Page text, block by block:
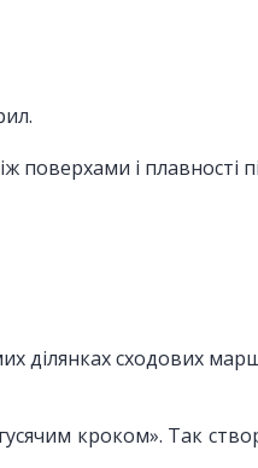
поверхами і плавності
ділянках сходових
кроком». Так